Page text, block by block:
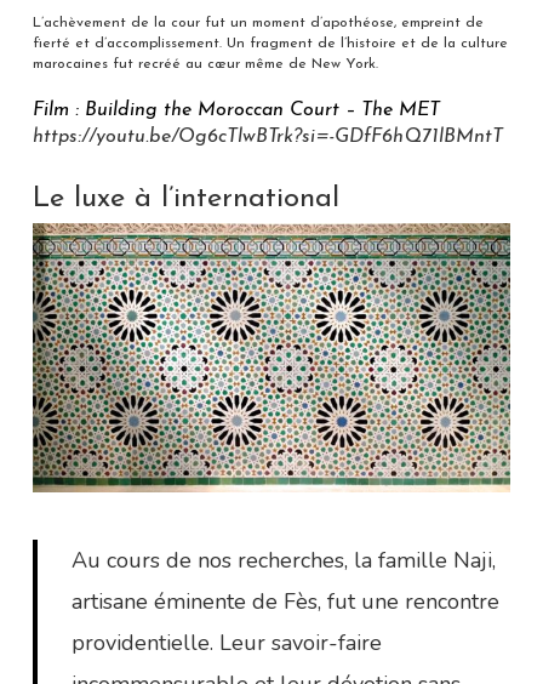
L’achèvement de la cour fut un moment d’apothéose, empreint de
fierté et d’accomplissement. Un fragment de l’histoire et de la culture
marocaines fut recréé au cœur même de New York.
Film : Building the Moroccan Court – The MET
https://youtu.be/Og6cTlwBTrk?si=-GDfF6hQ71lBMntT
Le luxe à l’international
Au cours de nos recherches, la famille Naji,
artisane éminente de Fès, fut une rencontre
providentielle. Leur savoir-faire